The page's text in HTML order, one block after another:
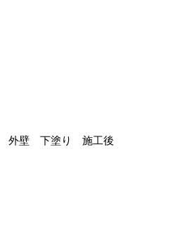
外壁 下塗り 施工後